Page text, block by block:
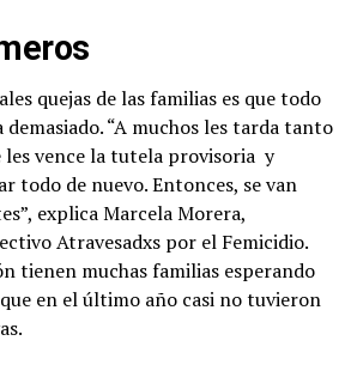
quejas de las familias es que todo
“A muchos les tarda tanto
les vence la tutela provisoria y
todo de nuevo. Entonces, se van
explica Marcela Morera,
Atravesadxs por el Femicidio.
tienen muchas familias esperando
en el último año casi no tuvieron